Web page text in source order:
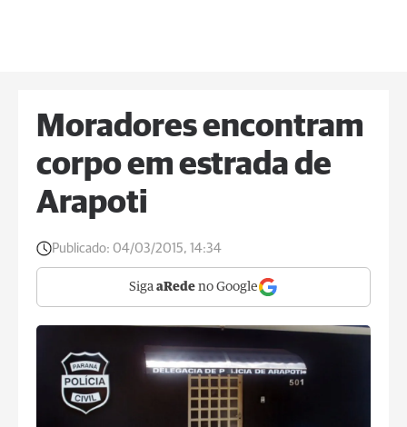
Moradores encontram
corpo em estrada de
Arapoti
Publicado: 04/03/2015, 14:34
Siga aRede no Google